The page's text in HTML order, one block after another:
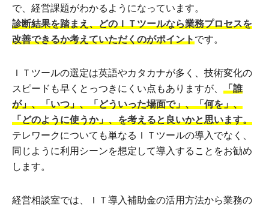
で、経営課題がわかるようになっています。
診断結果を踏まえ、どのＩＴツールなら業務プロセスを
改善できるか考えていただくのがポイントです。
ＩＴツールの選定は英語やカタカナが多く、技術変化の
スピードも早くとっつきにくい点もありますが、 「誰
が」、「いつ」、「どういった場面で」、「何を」、
「どのように使うか」、を考えると良いかと思います。
テレワークについても単なるＩＴツールの導入でなく、
同じように利用シーンを想定して導入することをお勧め
します。
経営相談室では、ＩＴ導入補助金の活用方法から業務の